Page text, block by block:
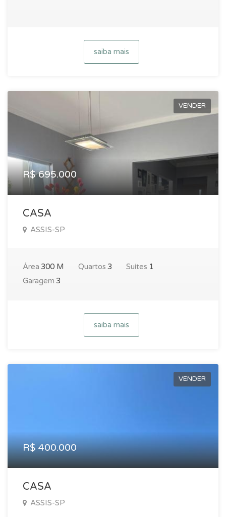
saiba mais
VENDER
R$ 695.000
CASA
ASSIS-SP
Área 300 M Quartos 3 Suítes 1
Garagem 3
saiba mais
VENDER
R$ 400.000
CASA
ASSIS-SP